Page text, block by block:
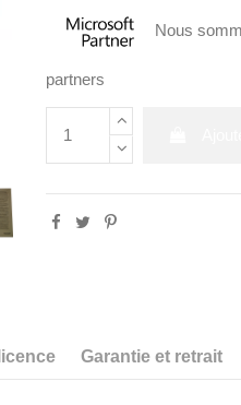
Nous
partners
Garantie et retrait